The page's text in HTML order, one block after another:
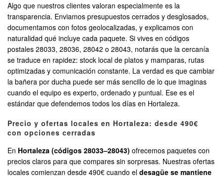
Algo que nuestros clientes valoran especialmente es la
transparencia. Enviamos presupuestos cerrados y desglosados,
documentamos con fotos geolocalizadas, y explicamos con
naturalidad qué incluye cada paquete. Si vives en códigos
postales 28033, 28036, 28042 o 28043, notarás que la cercanía
se traduce en rapidez: stock local de platos y mamparas, rutas
optimizadas y comunicación constante. La verdad es que cambiar
la bañera por ducha puede ser más sencillo de lo que imaginas
cuando el equipo es experto, ordenado y puntual. Ese es el
estándar que defendemos todos los días en Hortaleza.
Precio y ofertas locales en Hortaleza: desde 490€
con opciones cerradas
En Hortaleza (códigos 28033–28043) ofrecemos paquetes con
precios claros para que compares sin sorpresas. Nuestras ofertas
locales comienzan desde 490€ cuando el desagüe se mantiene